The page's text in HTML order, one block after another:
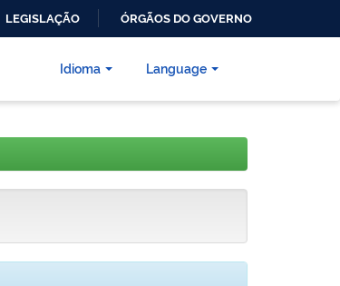
LEGISLAÇÃO ÓRGÃOS DO GOVERNO
Language
Idioma